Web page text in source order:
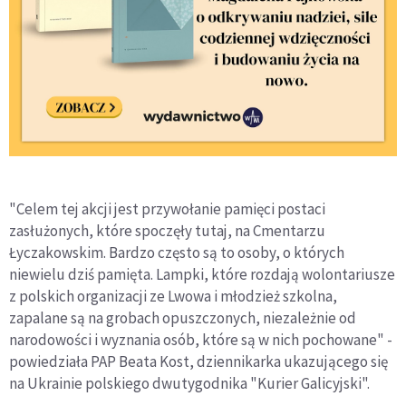
"Celem tej akcji jest przywołanie pamięci postaci
zasłużonych, które spoczęły tutaj, na Cmentarzu
Łyczakowskim. Bardzo często są to osoby, o których
niewielu dziś pamięta. Lampki, które rozdają wolontariusze
z polskich organizacji ze Lwowa i młodzież szkolna,
zapalane są na grobach opuszczonych, niezależnie od
narodowości i wyznania osób, które są w nich pochowane" -
powiedziała PAP Beata Kost, dziennikarka ukazującego się
na Ukrainie polskiego dwutygodnika "Kurier Galicyjski".